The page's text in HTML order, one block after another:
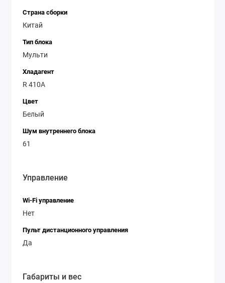
Страна сборки
Китай
Тип блока
Мульти
Хладагент
R 410A
Цвет
Белый
Шум внутреннего блока
61
Управление
Wi-Fi управление
Нет
Пульт дистанционного управления
Да
Габариты и вес